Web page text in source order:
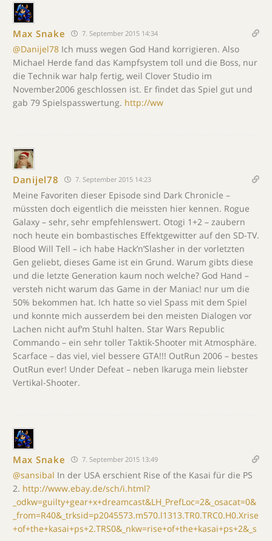
Max Snake 7. September 2015 14:34
@Danijel78 Ich muss wegen God Hand korrigieren. Also
Michael Herde fand das Kampfsystem toll und die Boss, nur
die Technik war halp fertig, weil Clover Studio im
November2006 geschlossen ist. Er findet das Spiel gut und
gab 79 Spielspasswertung. http://ww
Danijel78 7. September 2015 14:23
Meine Favoriten dieser Episode sind Dark Chronicle –
müssten doch eigentlich die meissten hier kennen. Rogue
Galaxy – sehr, sehr empfehlenswert. Otogi 1+2 – zaubern
noch heute ein bombastisches Effektgewitter auf den SD-TV.
Blood Will Tell – ich habe Hack’n’Slasher in der vorletzten
Gen geliebt, dieses Game ist ein Grund. Warum gibts diese
und die letzte Generation kaum noch welche? God Hand –
versteh nicht warum das Game in der Maniac! nur um die
50% bekommen hat. Ich hatte so viel Spass mit dem Spiel
und konnte mich ausserdem bei den meisten Dialogen vor
Lachen nicht auf’m Stuhl halten. Star Wars Republic
Commando – ein sehr toller Taktik-Shooter mit Atmosphäre.
Scarface – das viel, viel bessere GTA!!! OutRun 2006 – bestes
OutRun ever! Under Defeat – neben Ikaruga mein liebster
Vertikal-Shooter.
Max Snake 7. September 2015 13:49
@sansibal In der USA erschient Rise of the Kasai für die PS
2. http://www.ebay.de/sch/i.html?
_odkw=guilty+gear+x+dreamcast&LH_PrefLoc=2&_osacat=0&
_from=R40&_trksid=p2045573.m570.l1313.TR0.TRC0.H0.Xrise
+of+the+kasai+ps+2.TRS0&_nkw=rise+of+the+kasai+ps+2&_s